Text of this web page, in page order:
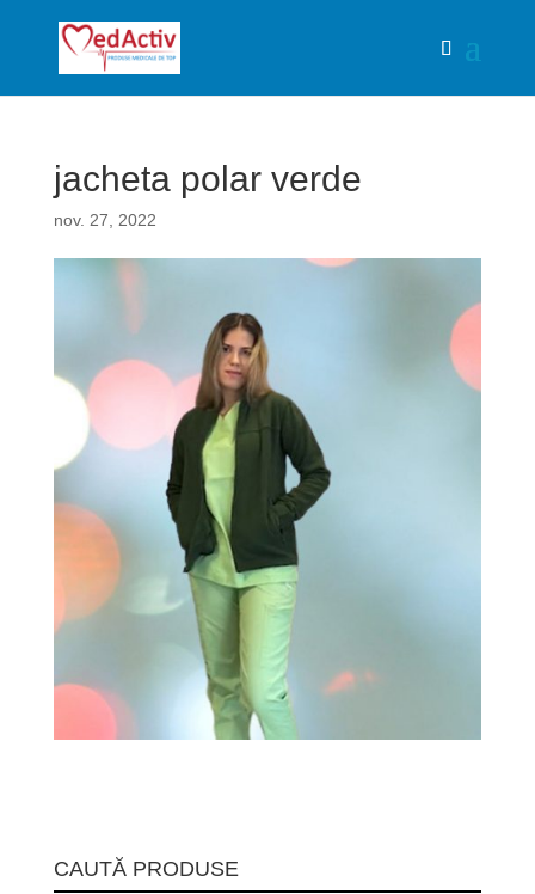
jacheta polar verde
nov. 27, 2022
CAUTĂ PRODUSE